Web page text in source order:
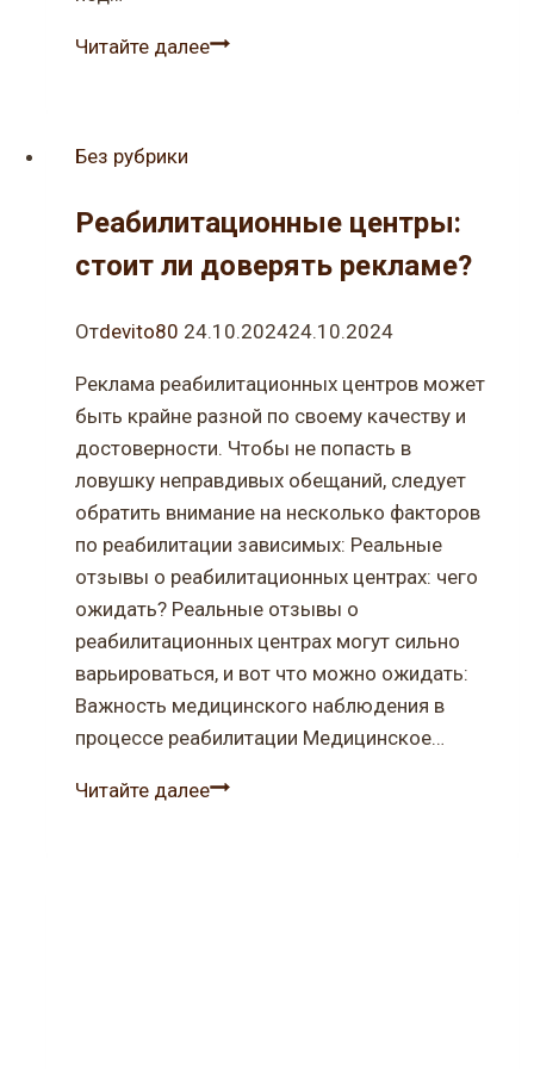
Читайте далееПочему
в
квартиру?
Без рубрики
Реабилитационные центры:
стоит ли доверять рекламе?
Отdevito80 24.10.202424.10.2024
Реклама реабилитационных центров может
быть крайне разной по своему качеству и
достоверности. Чтобы не попасть в
ловушку неправдивых обещаний, следует
обратить внимание на несколько факторов
по реабилитации зависимых: Реальные
отзывы о реабилитационных центрах: чего
ожидать? Реальные отзывы о
реабилитационных центрах могут сильно
варьироваться, и вот что можно ожидать:
Важность медицинского наблюдения в
процессе реабилитации Медицинское…
Читайте далееРеабилитационные